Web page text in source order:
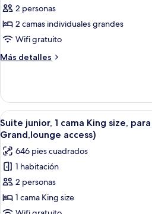
Suite
junior,
varias
camas,
para
fumadores
(Grand
in
Grand,lounge
access)
2 personas
2 camas individuales grandes
Wifi gratuito
Más detalles
Más
junior,
varias
camas,
para
fumadores
(Grand
in
Grand,lounge
access)
Abrir
todas
las
fotos
de
Suite
junior,
7
Suite junior, 1 cama King size,
Grand,lounge access)
646 pies cuadrados
1 habitación
2 personas
1 cama King size